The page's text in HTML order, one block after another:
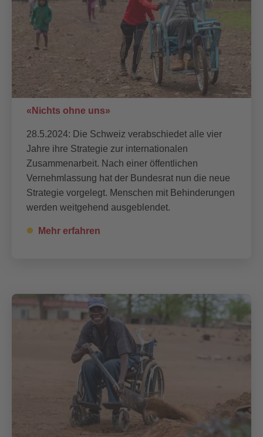
«Nichts ohne uns»
28.5.2024: Die Schweiz verabschiedet alle vier
Jahre ihre Strategie zur internationalen
Zusammenarbeit. Nach einer öffentlichen
Vernehmlassung hat der Bundesrat nun die neue
Strategie vorgelegt. Menschen mit Behinderungen
werden weitgehend ausgeblendet.
Mehr erfahren